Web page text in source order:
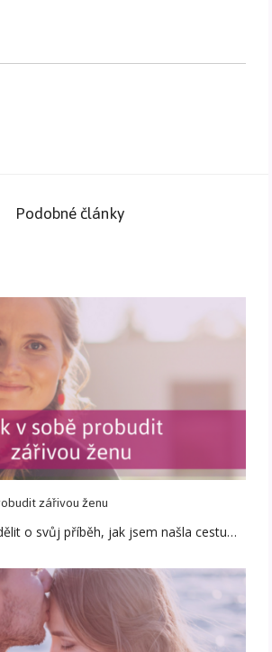
Podobné články
zářivou ženu
o svůj příběh, jak jsem našla cestu…